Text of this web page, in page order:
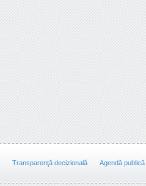
Transparenţă decizională Agendă publică